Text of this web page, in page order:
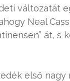
változatát
Neal
át,
első